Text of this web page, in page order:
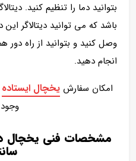
بتوانید دما را تنظیم کنید.
باشد که می توانید دیتالاگر
وصل کنید و بتوانید از راه دور
انجام دهید.
امکان سفارشیخچال ایستاده